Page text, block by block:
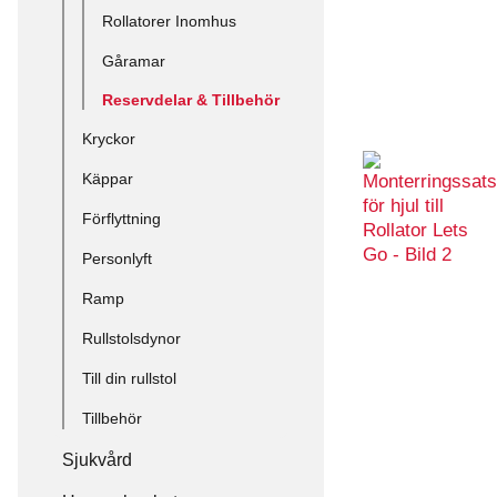
Rollatorer Inomhus
Gåramar
Reservdelar & Tillbehör
Kryckor
Käppar
Förflyttning
Personlyft
Ramp
Rullstolsdynor
Till din rullstol
Tillbehör
Sjukvård